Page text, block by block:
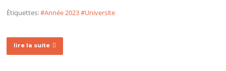
Étiquettes:#Année 2023#Universite
lire la suite